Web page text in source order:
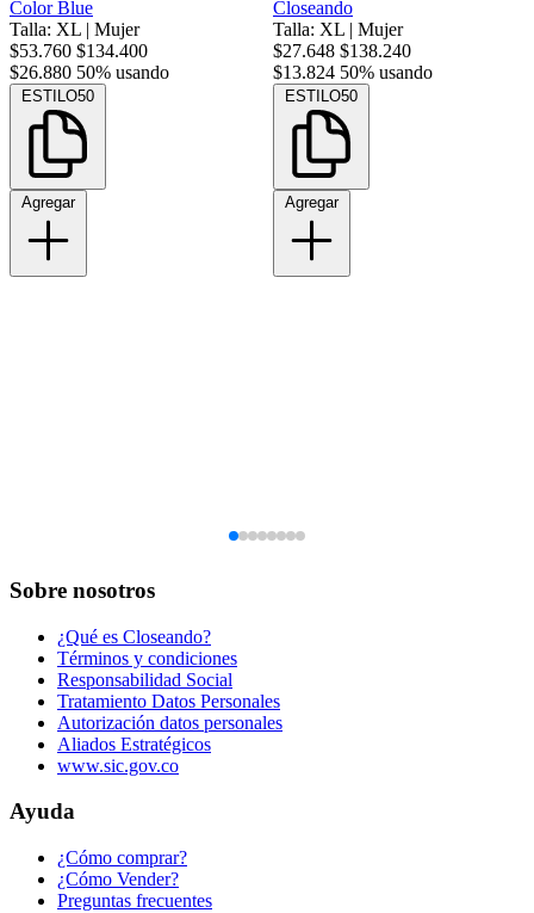
Color Blue
Talla: XL | Mujer
$53.760 $134.400
$26.880 50% usando
ESTILO50
Agregar
Closeando
Talla: XL | Mujer
$27.648 $138.240
$13.824 50% usando
ESTILO50
Agregar
Sobre nosotros
¿Qué es Closeando?
Términos y condiciones
Responsabilidad Social
Tratamiento Datos Personales
Autorización datos personales
Aliados Estratégicos
www.sic.gov.co
Ayuda
¿Cómo comprar?
¿Cómo Vender?
Preguntas frecuentes